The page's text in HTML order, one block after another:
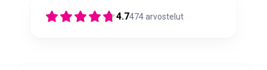
4.7474arvostelut